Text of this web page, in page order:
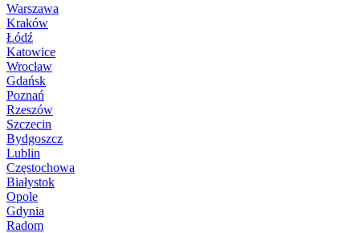
Warszawa
Kraków
Łódź
Katowice
Wrocław
Gdańsk
Poznań
Rzeszów
Szczecin
Bydgoszcz
Lublin
Częstochowa
Białystok
Opole
Gdynia
Radom